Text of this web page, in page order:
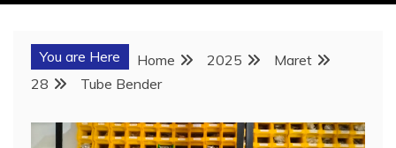
You are Here Home 2025
Maret
28
Tube Bender